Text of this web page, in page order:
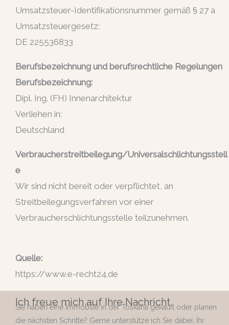
Umsatzsteuer-Identifikationsnummer gemäß § 27 a
Umsatzsteuergesetz:
DE 225536833
Berufsbezeichnung und berufsrechtliche Regelungen
Berufsbezeichnung:
Dipl. Ing. (FH) Innenarchitektur
Verliehen in:
Deutschland
Verbraucherstreitbeilegung/Universalschlichtungsstell
e
Wir sind nicht bereit oder verpflichtet, an
Streitbeilegungsverfahren vor einer
Verbraucherschlichtungsstelle teilzunehmen.
Quelle:
https://www.e-recht24.de
Ich freue mich auf Ihre Nachricht
Sie haben eine Immobilie in der Toskana gekauft oder planen
die nächsten Schritte? Gerne unterstütze ich Sie dabei, Ihr